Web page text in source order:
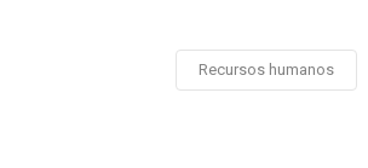
Recursos humanos